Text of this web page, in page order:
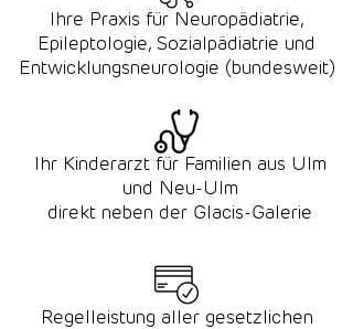
Ihre Praxis für Neuropädiatrie,
Epileptologie, Sozialpädiatrie und
Entwicklungsneurologie​ (bundesweit)
Ihr Kinderarztfür Familien aus Ulm
und Neu-Ulm
direkt neben der Glacis-Galerie
Regelleistung aller gesetzlichen